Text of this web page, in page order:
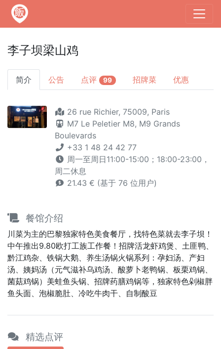
李子坝梁山鸡
简介 公告 点评 99 招牌菜 优惠
26 rue Richier, 75009, Paris
M7 Le Peletier M8, M9 Grands
Boulevards
+33 1 48 24 42 77
周一至周日11:00-15:00；18:00-23:00，
周二休息
21.43 € (基于 76 位用户)
餐馆介绍
川菜为主的巴黎独家特色美食餐厅，找特色菜就去李子坝！
中午推出9.80欧打工族工作餐！招牌活龙虾鸡煲、土匪鸭、
黔江鸡杂、铁锅大鹅、养生汤锅火锅系列：孕妇汤、产妇
汤、姨妈汤（元气滋补乌鸡汤、酸萝卜老鸭锅、板栗鸡锅、
菌菇鸡锅）美蛙鱼头锅、招牌药膳鸡锅等，独家特色剁椒胖
鱼头面、泡椒脆肚、冷吃牛肉干、自制酸豆
精选点评